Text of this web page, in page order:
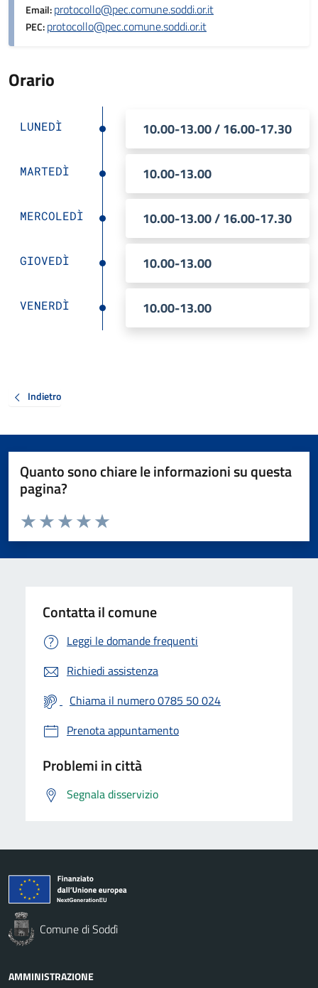
Email:protocollo@pec.comune.soddi.or.it
PEC:protocollo@pec.comune.soddi.or.it
Orario
LUNEDÌ 10.00-13.00 / 16.00-17.30
MARTEDÌ 10.00-13.00
MERCOLEDÌ 10.00-13.00 / 16.00-17.30
GIOVEDÌ 10.00-13.00
VENERDÌ 10.00-13.00
Indietro
Quanto sono chiare le informazioni su questa
pagina?
Valuta da 1 a 5 stelle la pagina
Valuta 5 stelle su 5
Valuta 4 stelle su 5
Valuta 3 stelle su 5
Valuta 2 stelle su 5
Valuta 1 stelle su 5
Contatta il comune
Leggi le domande frequenti
Richiedi assistenza
Chiama il numero 0785 50 024
Prenota appuntamento
Problemi in città
Segnala disservizio
Comune di Soddì
AMMINISTRAZIONE